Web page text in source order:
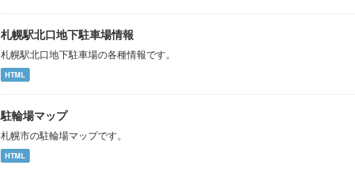
札幌駅北口地下駐車場情報
札幌駅北口地下駐車場の各種情報です。
HTML
駐輪場マップ
札幌市の駐輪場マップです。
HTML